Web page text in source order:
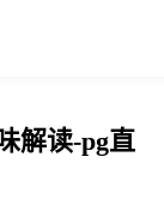
解读-pg直